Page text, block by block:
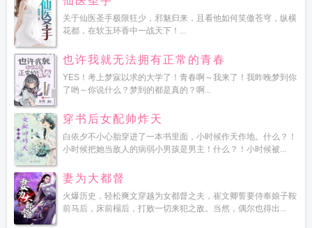
关于仙医圣手极限狂少，邪魅归来，且看他如何笑傲苍穹，纵横
花都，在软玉环香中一战天下！...
也许我就无法拥有正常的青春
YES！考上梦寐以求的大学了！青春啊～我来了！我昨晚梦到你
了哟～你说什么？梦到的都是真的？啊...
穿书后女配帅炸天
白依夕不小心胎穿进了一本书里面，小时候作天作地。什么？！
小时候把她当敌人的病弱小男孩是男主！什么？！小时候被...
妻为大都督
火爆历史，轻松爽文穿越为女都督之夫，崔文卿誓要侍奉娘子鞍
前马后，床前榻后，打败一切来犯之敌。当然，偶尔也得出...